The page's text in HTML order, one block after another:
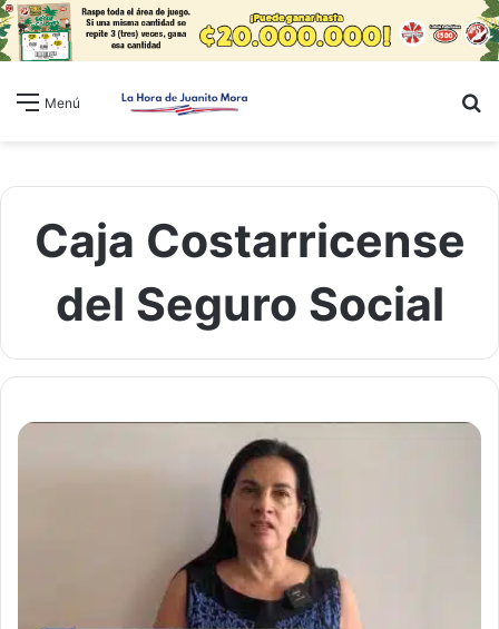
Menú
Caja Costarricense
del Seguro Social